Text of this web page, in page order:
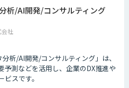
AIが搭載されていないため、「Aという単
る」といったルールを人間が事前に設定し
た、AI型のように学習を重ねていくわけで
われてしまう場合には、担当者が自ら修正
るメリットは以下3つが挙げられます。
析/AI開発/コンサルティング
会社
析/AI開発/コンサルティング」は、
予測などを活用し、企業のDX推進や
スです。